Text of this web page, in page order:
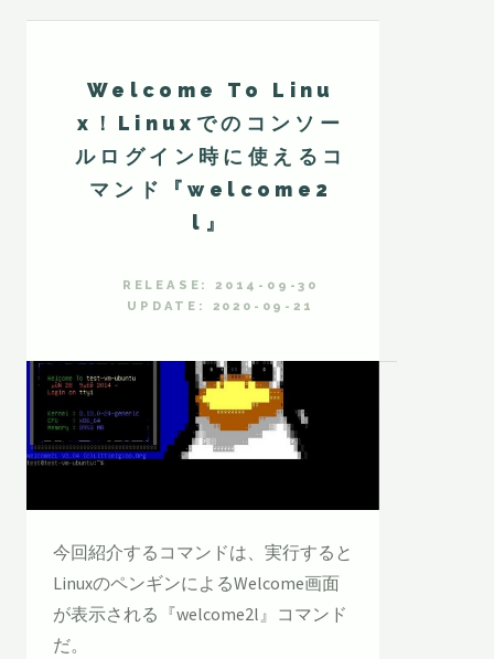
Welcome To Linu
x！Linuxでのコンソー
ルログイン時に使えるコ
マンド『welcome2
l』
RELEASE: 2014-09-30
UPDATE: 2020-09-21
今回紹介するコマンドは、実行すると
LinuxのペンギンによるWelcome画面
が表示される『welcome2l』コマンド
だ。